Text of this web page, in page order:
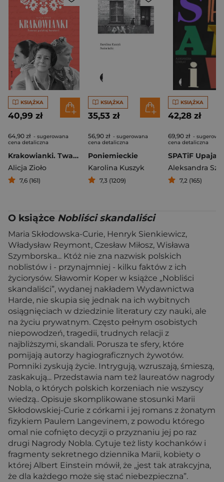
KSIĄŻKA
40,99 zł
64,90 zł - sugerowana
cena detaliczna
Krakowianki. Twarze polskiej herstorii
Alicja Zioło
7,6 (161)
KSIĄŻKA
35,53 zł
56,90 zł - sugerowana
cena detaliczna
Poniemieckie
Karolina Kuszyk
7,3 (1209)
KSIĄŻKA
42,28 zł
69,90 zł -
cena detaliczna
Aleksandra
7,2 (165)
O książce Nobliści skandaliści
Maria Skłodowska-Curie, Henryk Sienkiewicz,
Władysław Reymont, Czesław Miłosz, Wisława
Szymborska... Któż nie zna nazwisk polskich
noblistów i - przynajmniej - kilku faktów z ich
życiorysów. Sławomir Koper w książce „Nobliści
skandaliści”, wydanej nakładem Wydawnictwa
Harde, nie skupia się jednak na ich wybitnych
osiągnięciach w dziedzinie literatury czy nauki, ale
na życiu prywatnym. Często pełnym osobistych
niepowodzeń, tragedii, trudnych relacji z
najbliższymi, skandali. Porusza te sfery, które
pomijają autorzy hagiograficznych żywotów.
Pomniki zyskują życie. Intrygują, wzruszają, śmieszą,
zaskakują... Przedstawia nam też laureatów nagrody
Nobla, o których polskich korzeniach nie wszyscy
wiedzą.. Opisuje skomplikowane stosunki Marii
Skłodowskiej-Curie z córkami i jej romans z żonatym
fizykiem Paulem Langevinem, z powodu którego
omal nie cofnięto decyzji o przyznaniu jej po raz
drugi Nagrody Nobla. Cytuje też listy kochanków i
fragmenty sekretnego dziennika Marii, kobiety o
której Albert Einstein mówił, że „jest tak atrakcyjna,
że dla każdego może się stać niebezpieczna”.